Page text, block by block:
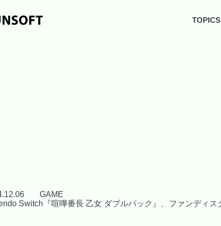
TOPICS
GAME
Switch『喧嘩番長 乙女 ダブルパック』、ファンディ